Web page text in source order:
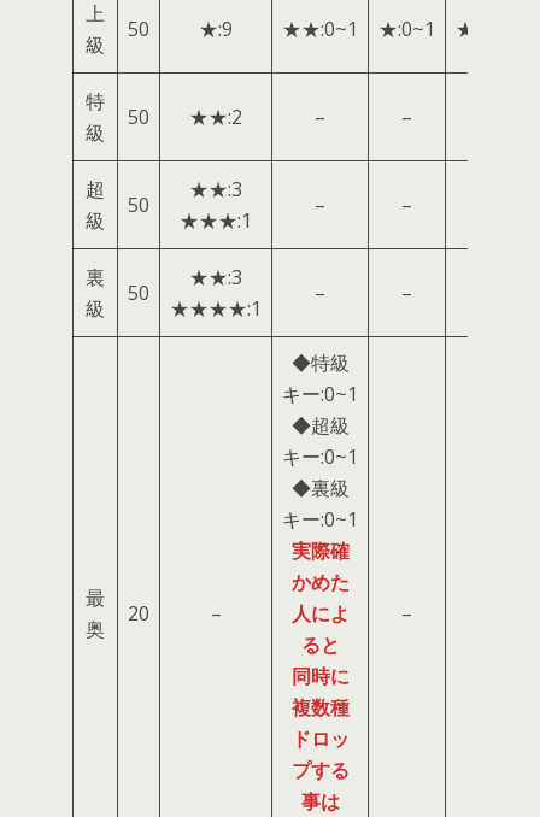
上
級
50 ★:9 ★★:0~1 ★:0~1 ★:2~3
特
級
50 ★★:2 – –
超
級
50
★★:3
★★★:1
– –
裏
級
50
★★:3
★★★★:1
– –
最
奥
20 –
◆特級
キー:0~1
◆超級
キー:0~1
◆裏級
キー:0~1
実際確
かめた
人によ
ると
同時に
複数種
ドロッ
プする
事は
–